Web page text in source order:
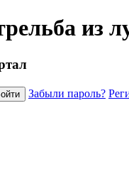
из
Забыли пароль?